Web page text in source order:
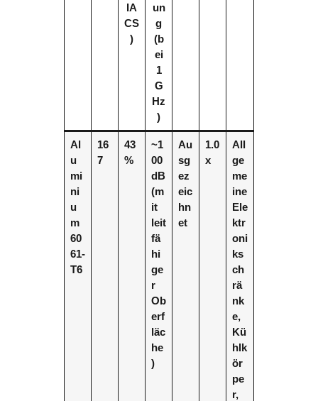
IA
CS
)
un
g
(b
ei
1
G
Hz
)
Al
u
mi
ni
u
m
60
61-
T6
16
7
43
%
~1
00
dB
(m
it
leit
fä
hi
ge
r
Ob
erf
läc
he
)
Au
sg
ez
eic
hn
et
1.0
x
All
ge
me
ine
Ele
ktr
oni
ks
ch
rä
nk
e,
Kü
hlk
ör
pe
r,